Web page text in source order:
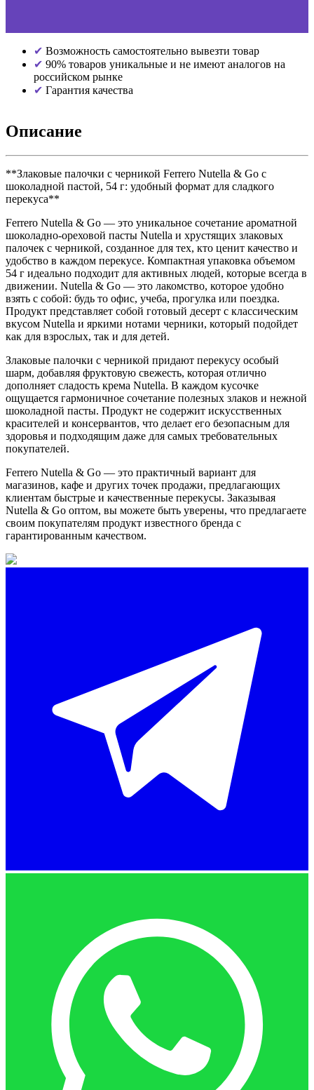
Возможность самостоятельно вывезти товар
90% товаров уникальные и не имеют аналогов на
российском рынке
Гарантия качества
Описание
**Злаковые палочки с черникой Ferrero Nutella & Go с
шоколадной пастой, 54 г: удобный формат для сладкого
перекуса**
Ferrero Nutella & Go — это уникальное сочетание ароматной
шоколадно-ореховой пасты Nutella и хрустящих злаковых
палочек с черникой, созданное для тех, кто ценит качество и
удобство в каждом перекусе. Компактная упаковка объемом
54 г идеально подходит для активных людей, которые всегда в
движении. Nutella & Go — это лакомство, которое удобно
взять с собой: будь то офис, учеба, прогулка или поездка.
Продукт представляет собой готовый десерт с классическим
вкусом Nutella и яркими нотами черники, который подойдет
как для взрослых, так и для детей.
Злаковые палочки с черникой придают перекусу особый
шарм, добавляя фруктовую свежесть, которая отлично
дополняет сладость крема Nutella. В каждом кусочке
ощущается гармоничное сочетание полезных злаков и нежной
шоколадной пасты. Продукт не содержит искусственных
красителей и консервантов, что делает его безопасным для
здоровья и подходящим даже для самых требовательных
покупателей.
Ferrero Nutella & Go — это практичный вариант для
магазинов, кафе и других точек продажи, предлагающих
клиентам быстрые и качественные перекусы. Заказывая
Nutella & Go оптом, вы можете быть уверены, что предлагаете
своим покупателям продукт известного бренда с
гарантированным качеством.